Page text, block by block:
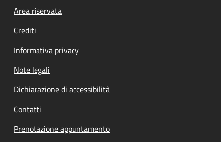
Footer menu
Area riservata
Crediti
Informativa privacy
Note legali
Dichiarazione di accessibilità
Contatti
Prenotazione appuntamento